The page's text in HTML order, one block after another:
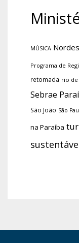
MÚSICA
Programa de
retomada rio
Sebrae
São João São
na Paraíba